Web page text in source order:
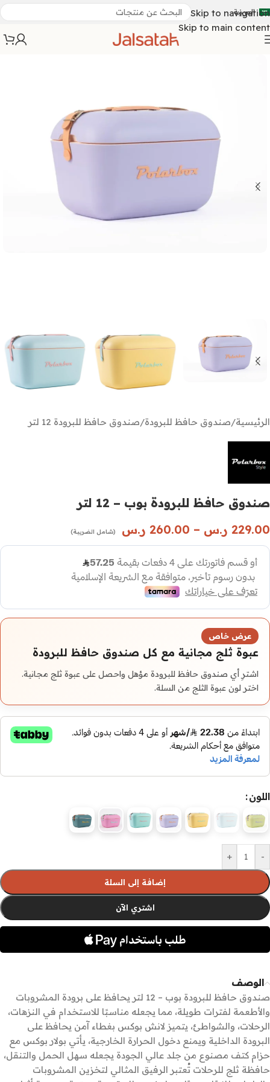
Skip to navigation
Skip to main content
العربية
الرئيسية/صندوق حافظ للبرودة/صندوق حافظ للبرودة 12 لتر
صندوق حافظ للبرودة بوب – 12 لتر
229.00 ر.س –
260.00 ر.س (شامل الضريبة)
عرض خاص
عبوة ثلج مجانية مع كل صندوق حافظ للبرودة
اشترِ أي صندوق حافظ للبرودة مؤهل واحصل على عبوة ثلج مجانية.
اختر لون عبوة الثلج من السلة.
اللون
-
+
إضافة إلى السلة
اشتري الآن
الوصف
صندوق حافظ للبرودة بوب – 12 لتر يحافظ على برودة المشروبات
والأطعمة لفترات طويلة، مما يجعله مناسبًا للاستخدام في النزهات،
الرحلات، والشواطئ، يتميز لانش بوكس بغطاء آمن يحافظ على
البرودة الداخلية ويمنع دخول الحرارة الخارجية، يأتي بولار بوكس مع
حزام كتف مصنوع من جلد عالي الجودة يجعله سهل الحمل والتنقل،
حافظة ثلج للرحلات تُعتبر الرفيق المثالي لتخزين المشروبات